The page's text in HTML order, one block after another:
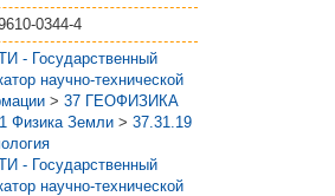
0344-4
- Государственный
научно-технической
> 37 ГЕОФИЗИКА
Физика Земли > 37.31.19
- Государственный
научно-технической